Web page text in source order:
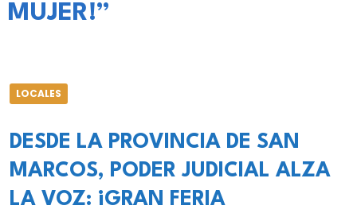
MUJER!”
LOCALES
DESDE LA PROVINCIA DE SAN
MARCOS, PODER JUDICIAL ALZA
LA VOZ: ¡GRAN FERIA